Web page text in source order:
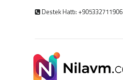
Destek Hattı: +905332711906